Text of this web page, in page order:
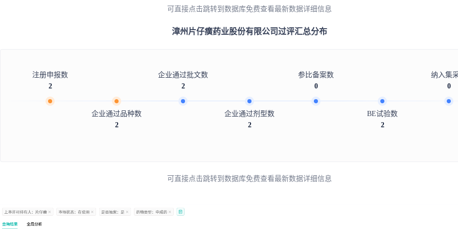
可直接点击跳转到数据库免费查看最新数据详细信息
漳州片仔癀药业股份有限公司过评汇总分布
注册申报数
2
企业通过品种数
2
企业通过批文数
2
企业通过剂型数
2
参比备案数
0
BE试验数
2
纳入集
0
可直接点击跳转到数据库免费查看最新数据详细信息